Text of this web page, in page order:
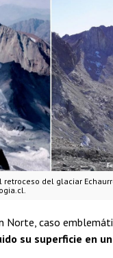
retroceso del glaciar
Norte, caso
su superficie en